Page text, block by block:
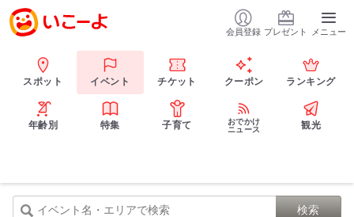
会員登録 プレゼント メニュー
スポット イベント チケット クーポン ランキング
年齢別 特集 子育て
おでかけ
ニュース
観光